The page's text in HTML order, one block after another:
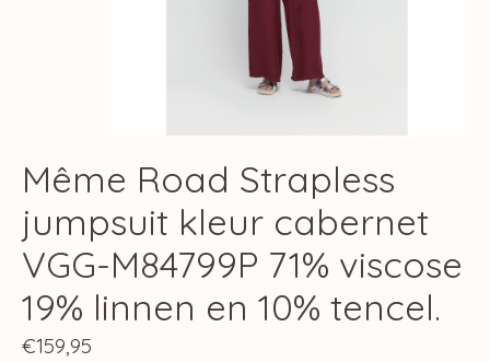
Même Road Strapless
jumpsuit kleur cabernet
VGG-M84799P 71% viscose
19% linnen en 10% tencel.
€159,95